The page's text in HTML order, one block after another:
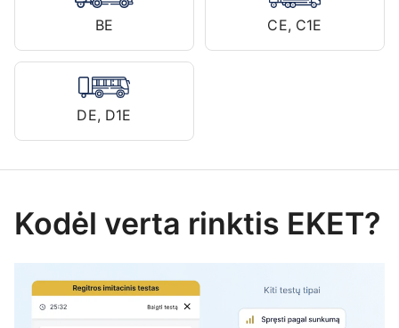
BE CE, C1E
DE, D1E
Kodėl verta rinktis EKET?